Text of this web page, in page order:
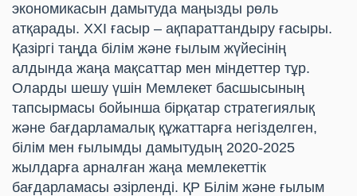
экономикасын дамытуда маңызды рөль
атқарады. ХХІ ғасыр – ақпараттандыру ғасыры.
Қазіргі таңда білім және ғылым жүйесінің
алдында жаңа мақсаттар мен міндеттер тұр.
Оларды шешу үшін Мемлекет басшысының
тапсырмасы бойынша бірқатар стратегиялық
және бағдарламалық құжаттарға негізделген,
білім мен ғылымды дамытудың 2020-2025
жылдарға арналған жаңа мемлекеттік
бағдарламасы әзірленді. ҚР Білім және ғылым